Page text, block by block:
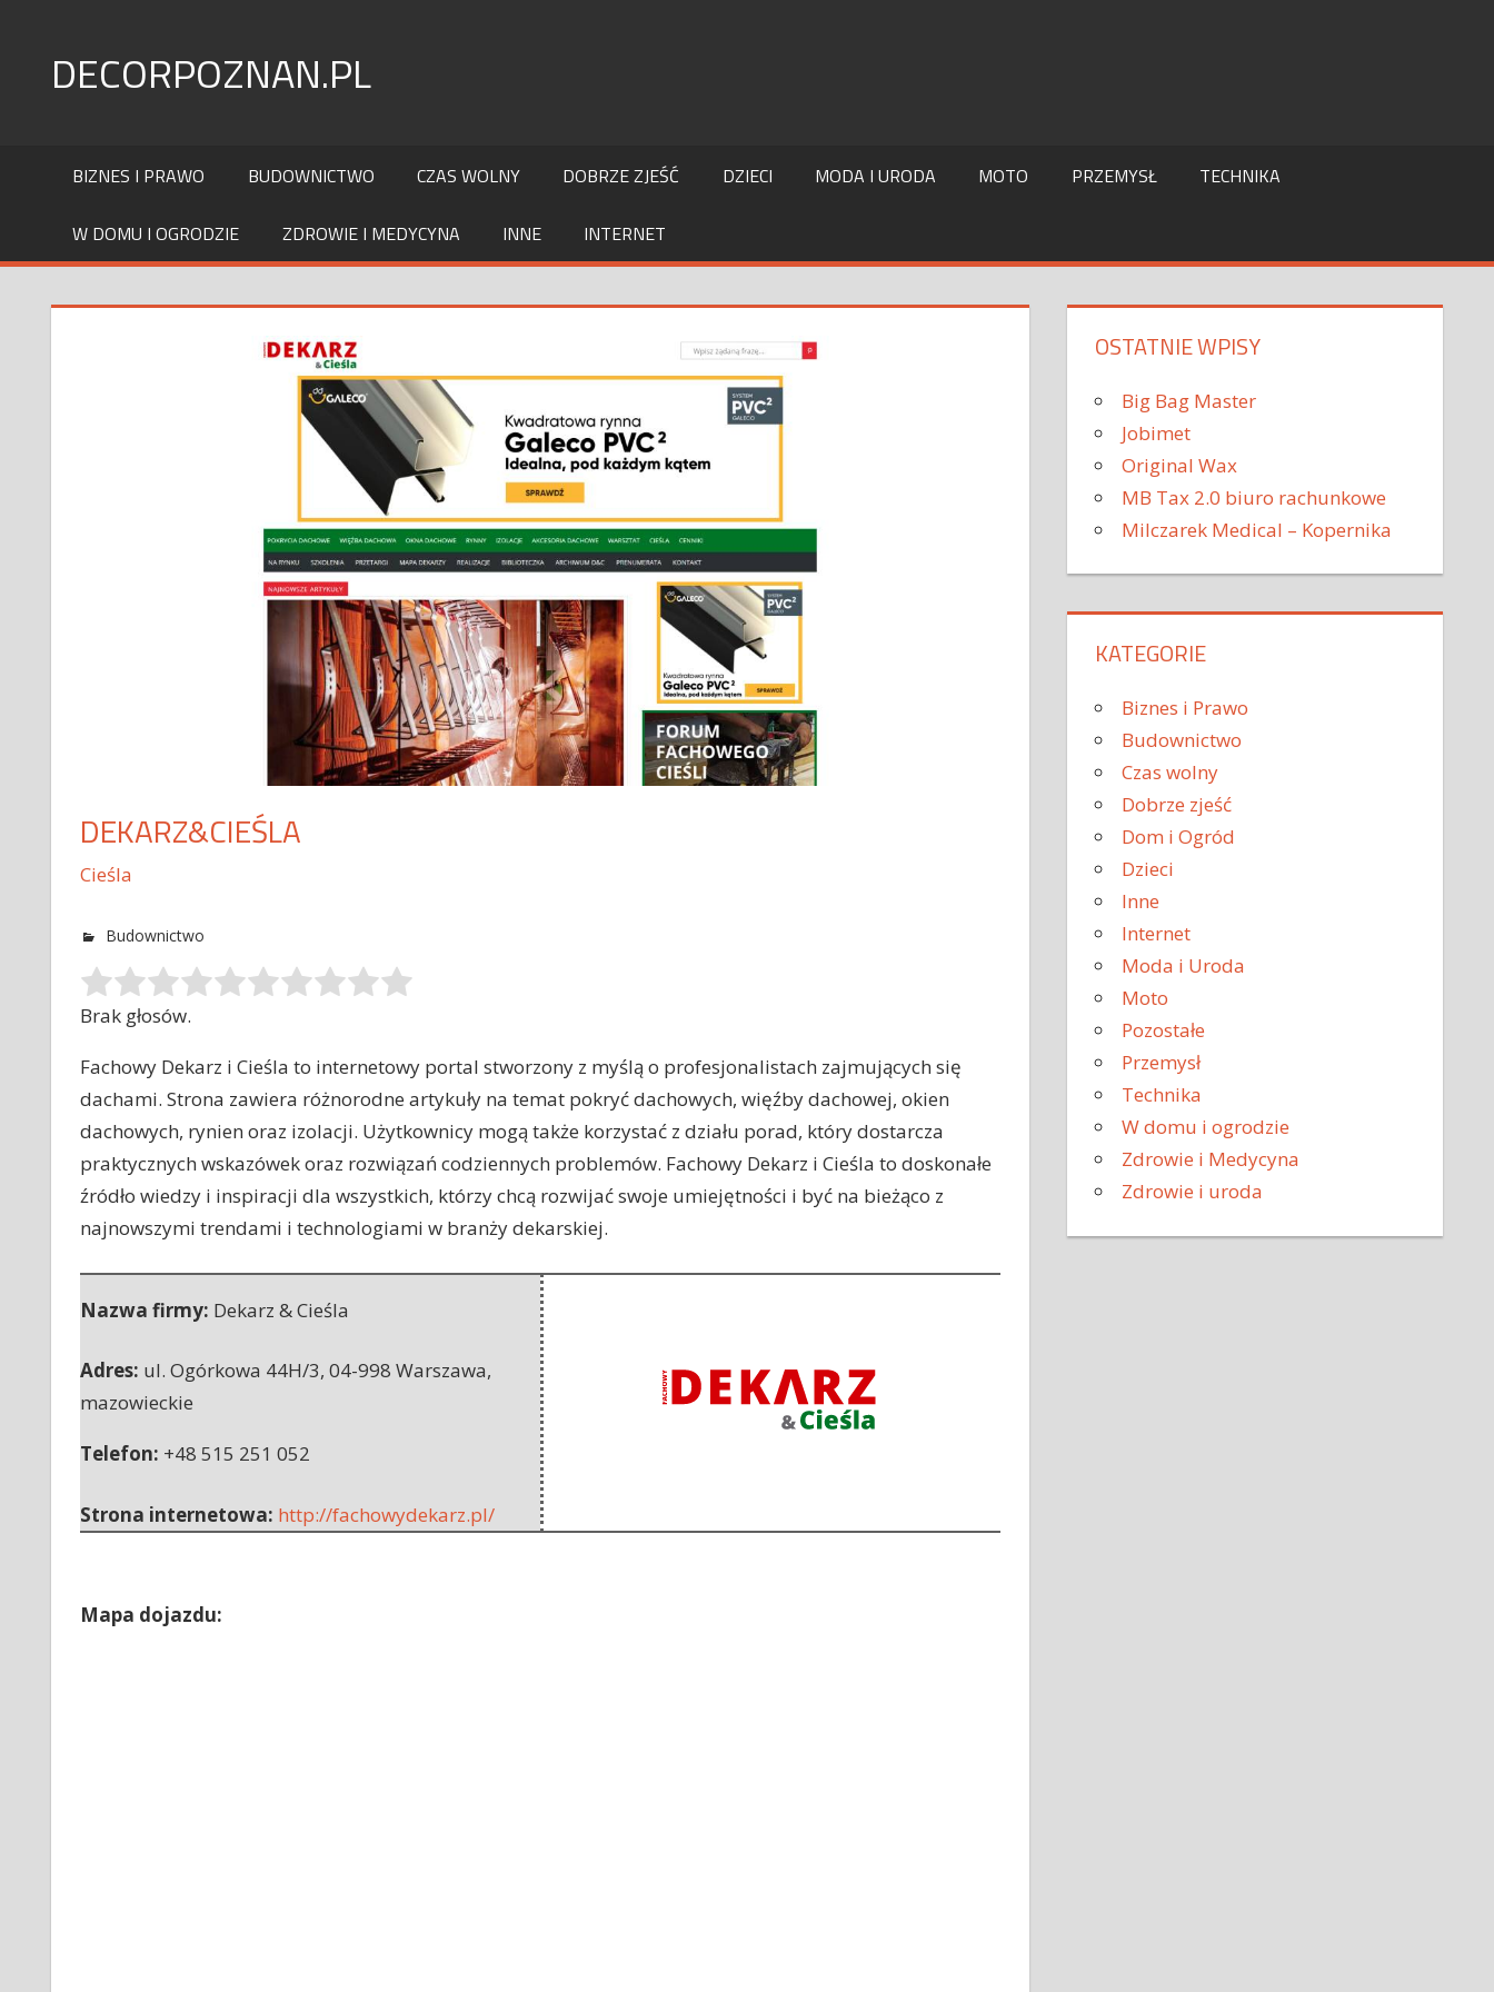
contentDECORPOZNAN.PL
BIZNES I PRAWO BUDOWNICTWO CZAS WOLNY DOBRZE ZJEŚĆ DZIECI MODA I URODA MOTO PRZEMYSŁ TECHNIKA
W DOMU I OGRODZIE ZDROWIE I MEDYCYNA INNE INTERNET
DEKARZ&CIEŚLA
Cieśla
Budownictwo
Brak głosów.
Fachowy Dekarz i Cieśla to internetowy portal stworzony z myślą o profesjonalistach zajmujących się
dachami. Strona zawiera różnorodne artykuły na temat pokryć dachowych, więźby dachowej, okien
dachowych, rynien oraz izolacji. Użytkownicy mogą także korzystać z działu porad, który dostarcza
praktycznych wskazówek oraz rozwiązań codziennych problemów. Fachowy Dekarz i Cieśla to doskonałe
źródło wiedzy i inspiracji dla wszystkich, którzy chcą rozwijać swoje umiejętności i być na bieżąco z
najnowszymi trendami i technologiami w branży dekarskiej.
Nazwa firmy: Dekarz & Cieśla
Adres: ul. Ogórkowa 44H/3, 04-998 Warszawa,
mazowieckie
Telefon: +48 515 251 052
Strona internetowa: http://fachowydekarz.pl/
Mapa dojazdu:
OSTATNIE WPISY
Big Bag Master
Jobimet
Original Wax
MB Tax 2.0 biuro rachunkowe
Milczarek Medical – Kopernika
KATEGORIE
Biznes i Prawo
Budownictwo
Czas wolny
Dobrze zjeść
Dom i Ogród
Dzieci
Inne
Internet
Moda i Uroda
Moto
Pozostałe
Przemysł
Technika
W domu i ogrodzie
Zdrowie i Medycyna
Zdrowie i uroda